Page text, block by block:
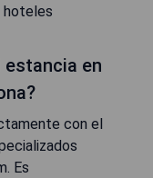
hoteles
estancia en
con el
Es